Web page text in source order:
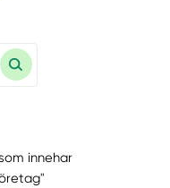
innehar